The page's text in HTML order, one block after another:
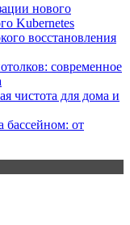
нового
Kubernetes
восстановления
современное
чистота для дома и
бассейном: от